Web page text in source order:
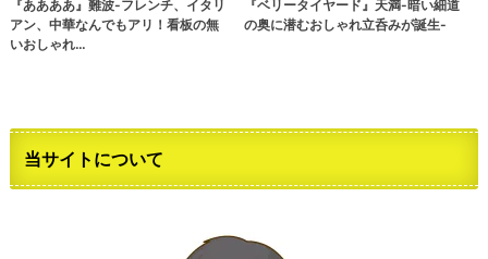
『ああああ』難波-フレンチ、イタリ
アン、中華なんでもアリ！看板の無
いおしゃれ…
『ベリータイヤード』天満-暗い細道
の奥に潜むおしゃれ立呑みが誕生-
当サイトについて